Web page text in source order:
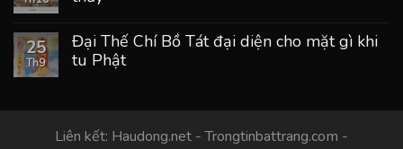
25
Th9
Đại Thế Chí Bồ Tát đại diện cho mặt gì khi
tu Phật
Liên kết: Haudong.net -Trongtinbattrang.com -